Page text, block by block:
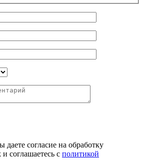
согласие на обработку
соглашаетесь с политикой